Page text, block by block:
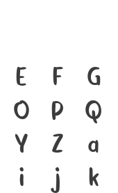
E F G
O P Q
Y Z a
i j k
อสำคัญที่ทำ
วพิมพ์ คือ เ
ดำรงอยู่ได้
ารเปลี่ยนแ